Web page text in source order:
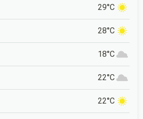
29°C
28°C
18°C
22°C
22°C